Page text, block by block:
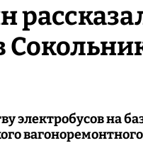
электробусов на